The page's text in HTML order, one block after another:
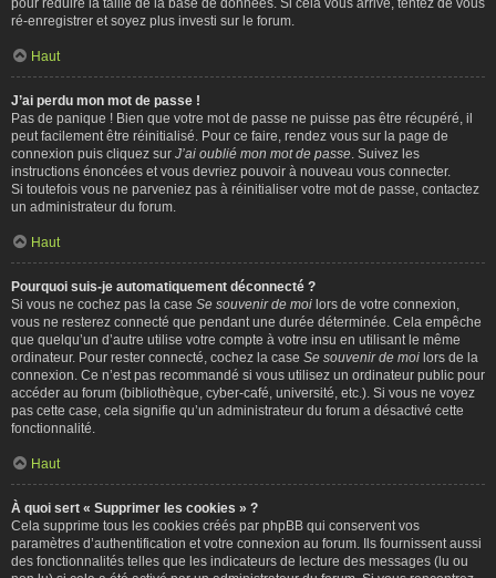
ré-enregistrer et soyez plus investi sur le forum.
Haut
J’ai perdu mon mot de passe !
Pas de panique ! Bien que votre mot de passe ne puisse pas être récupéré, il
peut facilement être réinitialisé. Pour ce faire, rendez vous sur la page de
connexion puis cliquez sur J’ai oublié mon mot de passe . Suivez les
instructions énoncées et vous devriez pouvoir à nouveau vous connecter.
Si toutefois vous ne parveniez pas à réinitialiser votre mot de passe, contactez
un administrateur du forum.
Haut
Pourquoi suis-je automatiquement déconnecté ?
Si vous ne cochez pas la case Se souvenir de moi lors de votre connexion,
vous ne resterez connecté que pendant une durée déterminée. Cela empêche
que quelqu’un d’autre utilise votre compte à votre insu en utilisant le même
ordinateur. Pour rester connecté, cochez la case Se souvenir de moi lors de la
connexion. Ce n’est pas recommandé si vous utilisez un ordinateur public pour
accéder au forum (bibliothèque, cyber-café, université, etc.). Si vous ne voyez
pas cette case, cela signifie qu’un administrateur du forum a désactivé cette
fonctionnalité.
Haut
À quoi sert « Supprimer les cookies » ?
Cela supprime tous les cookies créés par phpBB qui conservent vos
paramètres d’authentification et votre connexion au forum. Ils fournissent aussi
des fonctionnalités telles que les indicateurs de lecture des messages (lu ou